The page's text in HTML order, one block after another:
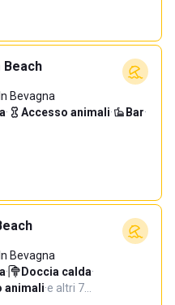
Beach
Bevagna
· Accesso animali· Bar·
Bevagna
· Doccia calda·
animali·e altri 7…